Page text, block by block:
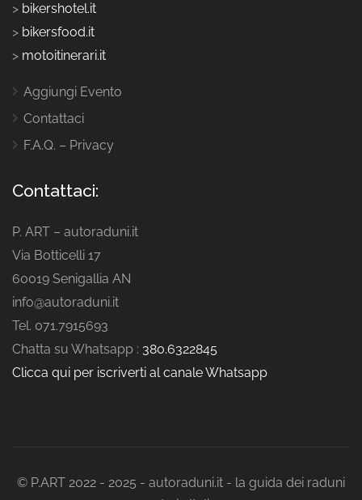
> bikershotel.it
> bikersfood.it
> motoitinerari.it
Aggiungi Evento
Contattaci
F.A.Q. – Privacy
Contattaci:
P. ART – autoraduni.it
Via Botticelli 17
60019 Senigallia AN
info@autoraduni.it
Tel. 071.7915693
Chatta su Whatsapp : 380.6322845
Clicca qui per iscriverti al canale Whatsapp
© P.ART 2022 - 2025 - autoraduni.it - la guida dei raduni